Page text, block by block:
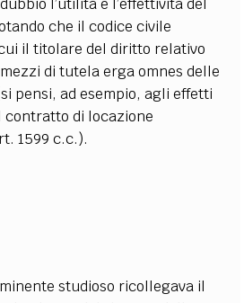
l’utilità e l’effettività del
che il codice civile
il titolare del diritto relativo
di tutela erga omnes delle
pensi, ad esempio, agli effetti
di locazione
1599 c.c.).
studioso ricollegava il